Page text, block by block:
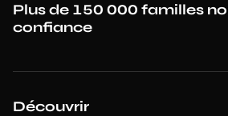
Plus de 150 000 familles
confiance
Découvrir